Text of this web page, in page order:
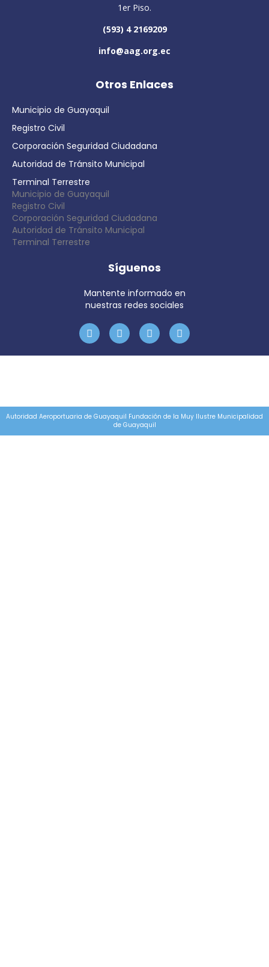
1er Piso.
(593) 4 2169209
info@aag.org.ec
Otros Enlaces
Municipio de Guayaquil
Registro Civil
Corporación Seguridad Ciudadana
Autoridad de Tránsito Municipal
Terminal Terrestre
Municipio de Guayaquil
Registro Civil
Corporación Seguridad Ciudadana
Autoridad de Tránsito Municipal
Terminal Terrestre
Síguenos
Mantente informado en
nuestras redes sociales
Autoridad Aeroportuaria de Guayaquil Fundación de la Muy Ilustre Municipalidad
de Guayaquil